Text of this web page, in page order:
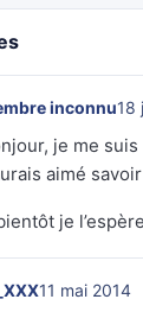
inconnu18
je me
aimé
je
11 mai 2014